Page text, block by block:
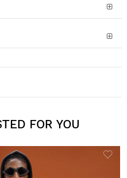
FOR YOU